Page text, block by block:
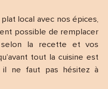
local avec nos épices,
possible de remplacer
la recette et vos
tout la cuisine est
il ne faut pas hésitez à